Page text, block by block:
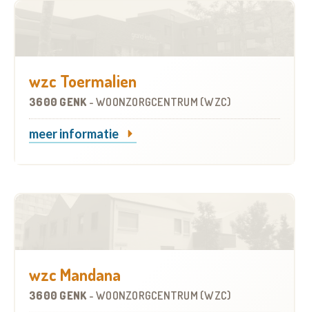
wzc Toermalien
3600 GENK - WOONZORGCENTRUM (WZC)
meer informatie
wzc Mandana
3600 GENK - WOONZORGCENTRUM (WZC)